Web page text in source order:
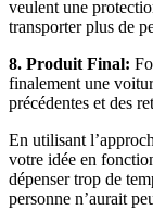
veulent une
transporter plus de
8. Produit Final:
finalement une
précédentes et des
En utilisant
votre idée en
dépenser trop de
personne n’aurait